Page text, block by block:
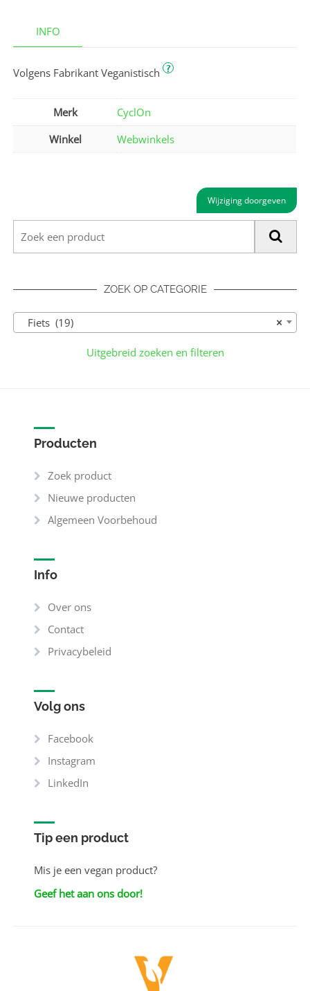
INFO
Volgens Fabrikant Veganistisch ?
Merk
CyclOn
Winkel
Webwinkels
Wijziging doorgeven
ZOEK OP CATEGORIE
×
Fiets (19)
Uitgebreid zoeken en filteren
Producten
Zoek product
Nieuwe producten
Algemeen Voorbehoud
Info
Over ons
Contact
Privacybeleid
Volg ons
Facebook
Instagram
LinkedIn
Tip een product
Mis je een vegan product?
Geef het aan ons door!